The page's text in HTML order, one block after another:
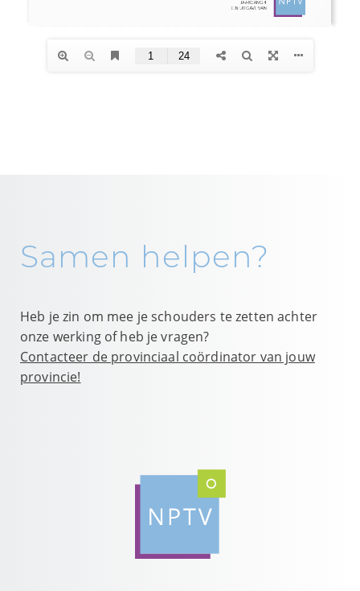
Samen helpen?
Heb je zin om mee je schouders te zetten achter
onze werking of heb je vragen?
Contacteer de provinciaal coördinator van jouw
provincie!